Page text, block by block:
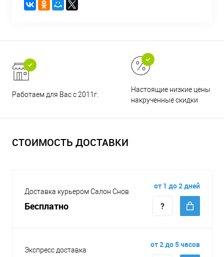
Работаем для Вас с 2011г.
Настоящие низкие цены и
накрученные скидки
СТОИМОСТЬ ДОСТАВКИ
Доставка курьером Салон Снов
Бесплатно
от 1 до 2 дней
Экспресс доставка
от 2 до 5 часов